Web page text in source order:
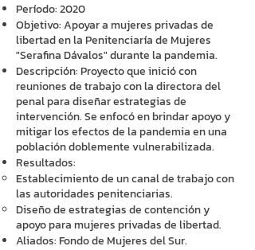
Período: 2020
Objetivo: Apoyar a mujeres privadas de
libertad en la Penitenciaría de Mujeres
"Serafina Dávalos" durante la pandemia.
Descripción: Proyecto que inició con
reuniones de trabajo con la directora del
penal para diseñar estrategias de
intervención. Se enfocó en brindar apoyo y
mitigar los efectos de la pandemia en una
población doblemente vulnerabilizada.
Resultados:
Establecimiento de un canal de trabajo con
las autoridades penitenciarias.
Diseño de estrategias de contención y
apoyo para mujeres privadas de libertad.
Aliados: Fondo de Mujeres del Sur.